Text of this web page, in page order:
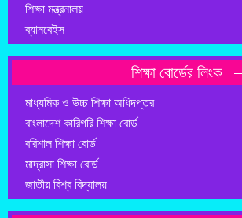
শিক্ষা মন্ত্রনালয়
ব্যানবেইস
শিক্ষা বোর্ডের লিংক
মাধ্যমিক ও উচ্চ শিক্ষা অধিদপ্তর
বাংলাদেশ কারিগরি শিক্ষা বোর্ড
বরিশাল শিক্ষা বোর্ড
মাদ্রাসা শিক্ষা বোর্ড
জাতীয় বিশ্ব বিদ্যালয়